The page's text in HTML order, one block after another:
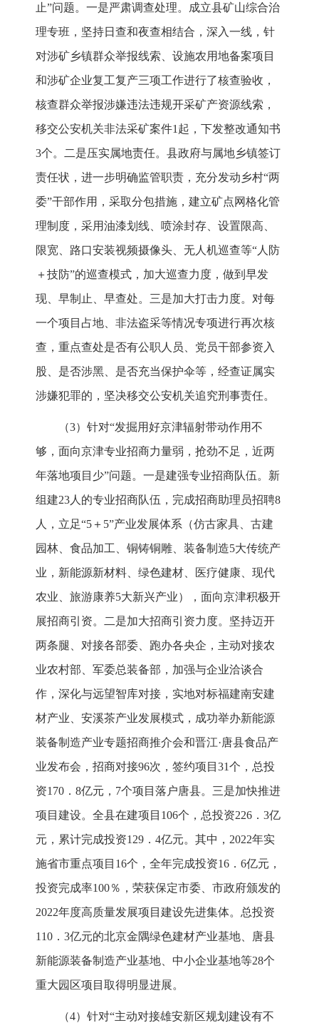
止”问题。一是严肃调查处理。成立县矿山综合治
理专班，坚持日查和夜查相结合，深入一线，针
对涉矿乡镇群众举报线索、设施农用地备案项目
和涉矿企业复工复产三项工作进行了核查验收，
核查群众举报涉嫌违法违规开采矿产资源线索，
移交公安机关非法采矿案件1起，下发整改通知书
3个。二是压实属地责任。县政府与属地乡镇签订
责任状，进一步明确监管职责，充分发动乡村“两
委”干部作用，采取分包措施，建立矿点网格化管
理制度，采用油漆划线、喷涂封存、设置限高、
限宽、路口安装视频摄像头、无人机巡查等“人防
＋技防”的巡查模式，加大巡查力度，做到早发
现、早制止、早查处。三是加大打击力度。对每
一个项目占地、非法盗采等情况专项进行再次核
查，重点查处是否有公职人员、党员干部参资入
股、是否涉黑、是否充当保护伞等，经查证属实
涉嫌犯罪的，坚决移交公安机关追究刑事责任。
（3）针对“发掘用好京津辐射带动作用不
够，面向京津专业招商力量弱，抢劲不足，近两
年落地项目少”问题。一是建强专业招商队伍。新
组建23人的专业招商队伍，完成招商助理员招聘8
人，立足“5＋5”产业发展体系（仿古家具、古建
园林、食品加工、铜铸铜雕、装备制造5大传统产
业，新能源新材料、绿色建材、医疗健康、现代
农业、旅游康养5大新兴产业），面向京津积极开
展招商引资。二是加大招商引资力度。坚持迈开
两条腿、对接各部委、跑办各央企，主动对接农
业农村部、军委总装备部，加强与企业洽谈合
作，深化与远望智库对接，实地对标福建南安建
材产业、安溪茶产业发展模式，成功举办新能源
装备制造产业专题招商推介会和晋江·唐县食品产
业发布会，招商对接96次，签约项目31个，总投
资170．8亿元，7个项目落户唐县。三是加快推进
项目建设。全县在建项目106个，总投资226．3亿
元，累计完成投资129．4亿元。其中，2022年实
施省市重点项目16个，全年完成投资16．6亿元，
投资完成率100％，荣获保定市委、市政府颁发的
2022年度高质量发展项目建设先进集体。总投资
110．3亿元的北京金隅绿色建材产业基地、唐县
新能源装备制造产业基地、中小企业基地等28个
重大园区项目取得明显进展。
（4）针对“主动对接雄安新区规划建设有不